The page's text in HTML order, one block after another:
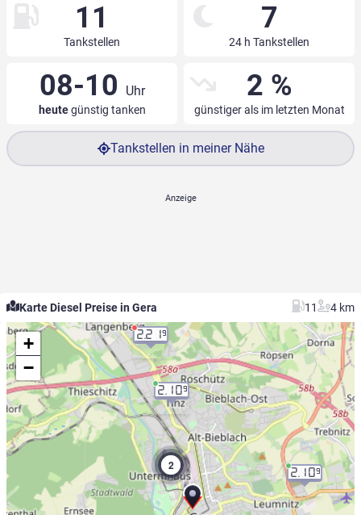
11
Tankstellen
7
24 h Tankstellen
08-10 Uhr
heutegünstig tanken
2 %
günstiger als im letzten Monat
Tankstellen in meiner Nähe
Karte Diesel Preise in Gera 11 4 km
2.219
2.109
2.109
2
+
−